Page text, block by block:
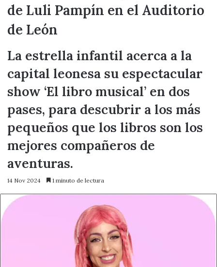
de Luli Pampín en el Auditorio
de León
La estrella infantil acerca a la
capital leonesa su espectacular
show ‘El libro musical’ en dos
pases, para descubrir a los más
pequeños que los libros son los
mejores compañeros de
aventuras.
14 Nov 2024 1 minuto de lectura